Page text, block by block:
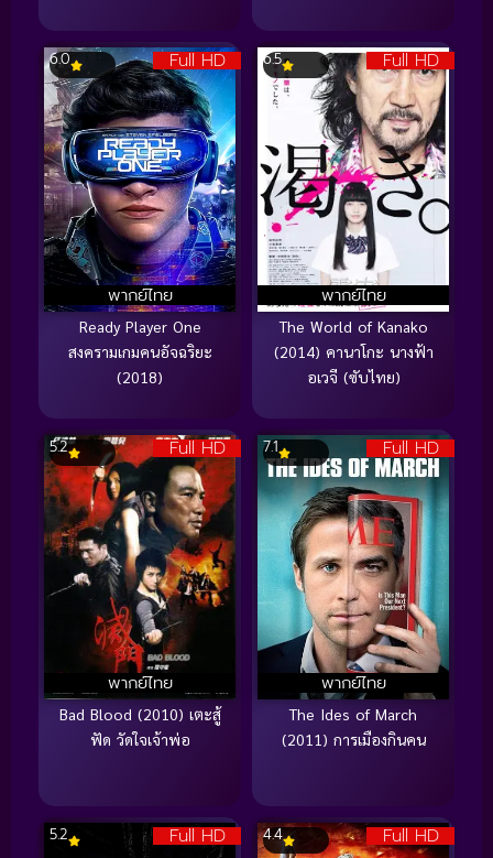
Full HD
พากย์ไทย
6.0
Ready Player One
สงครามเกมคนอัจฉริยะ
(2018)
Full HD
พากย์ไทย
6.5
The World of Kanako
(2014) คานาโกะ นางฟ้า
อเวจี (ซับไทย)
Full HD
พากย์ไทย
5.2
Bad Blood (2010) เตะสู้
ฟัด วัดใจเจ้าพ่อ
Full HD
พากย์ไทย
7.1
The Ides of March
(2011) การเมืองกินคน
Full HD
5.2 Full HD
4.4